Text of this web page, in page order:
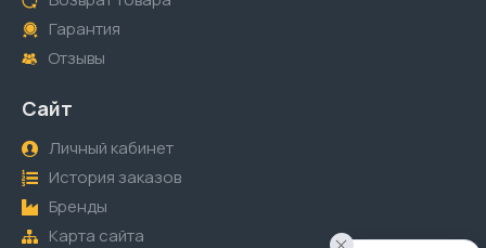
Гарантия
Отзывы
Сайт
Личный кабинет
История заказов
Бренды
Карта сайта